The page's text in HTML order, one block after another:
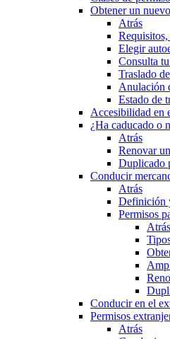
Obtener un
Atrás
Elegir
Consulta
Traslado
Anulación
Estado de
Accesibilidad en
¿Ha caducado o
Atrás
Renovar
Duplicado
Conducir
Atrás
Definición
Permisos
Atrás
Conducir en el
Permisos
Atrás